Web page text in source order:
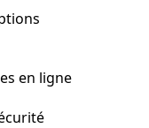
en ligne